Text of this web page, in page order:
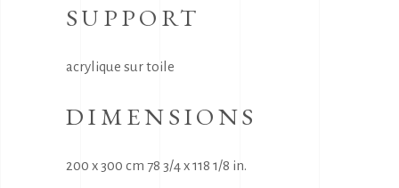
SUPPORT
acrylique sur toile
DIMENSIONS
200 x 300 cm 78 3/4 x 118 1/8 in.